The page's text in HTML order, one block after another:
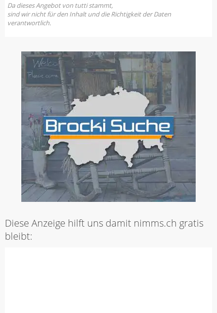
Da dieses Angebot von tutti stammt,
sind wir nicht für den Inhalt und die Richtigkeit der Daten
verantwortlich.
Diese Anzeige hilft uns damit nimms.ch gratis
bleibt: